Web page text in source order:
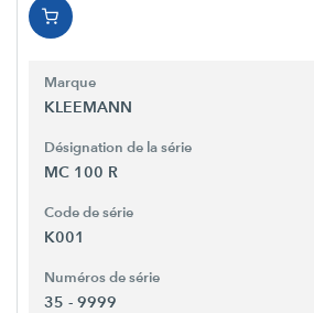
Marque
KLEEMANN
Désignation de la série
MC 100 R
Code de série
K001
Numéros de série
35 - 9999